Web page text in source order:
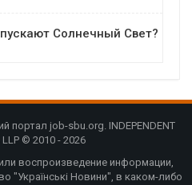
Солнечный Свет?
портал job-sbu.org. INDEPENDENT
LLP © 2010 - 2026
воспроизведение информации,
"Українські Новини", в каком-либо